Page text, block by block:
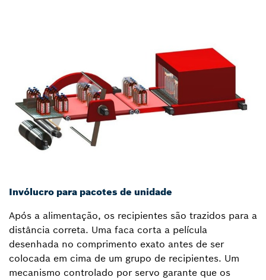
Invólucro para pacotes de unidade
Após a alimentação, os recipientes são trazidos para a
distância correta. Uma faca corta a película
desenhada no comprimento exato antes de ser
colocada em cima de um grupo de recipientes. Um
mecanismo controlado por servo garante que os